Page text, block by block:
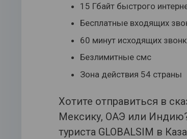
15 Гбайт быстрого
Бесплатные входящих
60 минут исходящих
Безлимитные смс
Зона действия 54 страны
Хотите отправиться в
Мексику, ОАЭ или
туриста GLOBALSIM в